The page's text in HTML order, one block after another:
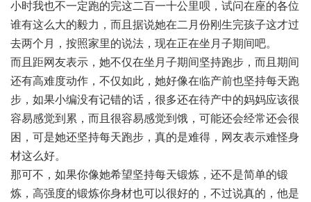
小时我也不一定跑的完这二百一十公里呗，试问在座的各位
谁有这么大的毅力，而且据说她在二月份刚生完孩子这才过
去两个月，按照家里的说法，现在正在坐月子期间吧。
而且距网友表示，她不仅在坐月子期间坚持跑步，而且期间
还有高难度动作，不仅如此，她好像在临产前也坚持每天跑
步，如果小编没有记错的话，很多还在待产中的妈妈应该很
容易感觉到累，而且很容易感觉到饿，可能还会经常还会很
困，可是她还坚持每天跑步，真的是难得，网友表示难怪身
材这么好。
那可不，如果你像她希望坚持每天锻炼，还不是简单的锻
炼，高强度的锻炼你身材也可以很好的，不过说真的，他是